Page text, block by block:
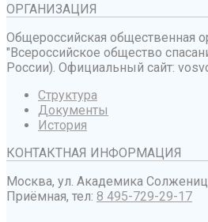
ОРГАНИЗАЦИЯ
Общероссийская общественная
"Всероссийское общество
России). Официальный сайт:
Структура
Документы
История
КОНТАКТНАЯ ИНФОРМАЦИЯ
Москва, ул. Академика
Приёмная, тел: 8 495-729-29-17